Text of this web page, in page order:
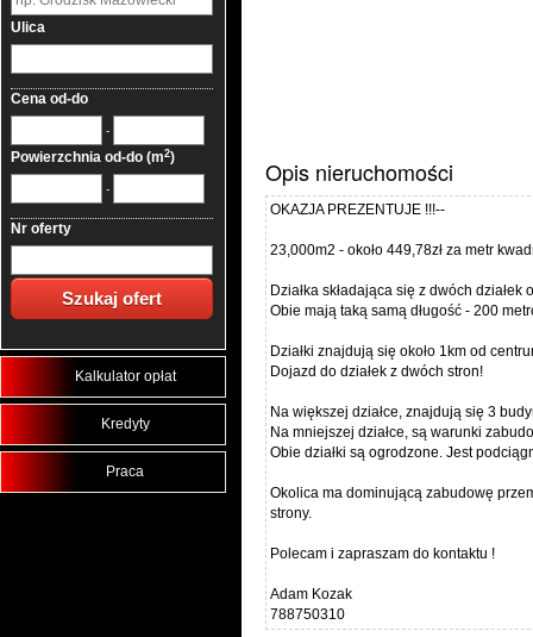
Ulica
Cena od-do
-
Powierzchnia od-do (m2)
-
Nr oferty
Kalkulator opłat
Kredyty
Praca
Opis nieruchomości
OKAZJA PREZENTUJE !!!--
23,000m2 - około 449,78zł za metr
Działka składająca się z dwóch
Obie mają taką samą długość - 200
Działki znajdują się około 1km od
Dojazd do działek z dwóch stron!
Na większej działce, znajdują się 3
Na mniejszej działce, są warunki
Obie działki są ogrodzone. Jest
Okolica ma dominującą zabudowę
strony.
Polecam i zapraszam do kontaktu !
Adam Kozak
788750310